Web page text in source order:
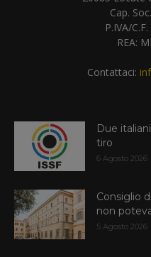
Cap.
P.IVA/
REA:
Contattaci:
Due
tiro
6 Agosto 2026
Consiglio
non
5 Agosto 2026